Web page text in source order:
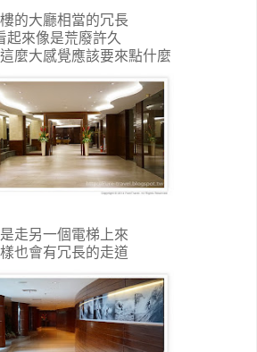
的大廳相當的冗長
起來像是荒廢許久
麼大感覺應該要來點什麼
走另一個電梯上來
也會有冗長的走道